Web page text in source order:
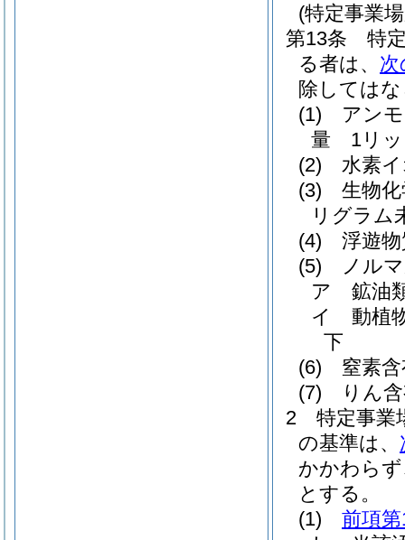
(特定事業
第13条
特
る者は、 次
除しては
(1)
アン
量 1リッ
(2)
水素
(3)
生物
リグラム
(4)
浮遊
(5)
ノル
ア
鉱油
イ
動植
下
(6)
窒素
(7)
りん
2
特定事業
の基準は、
かかわら
とする。
(1)
前項